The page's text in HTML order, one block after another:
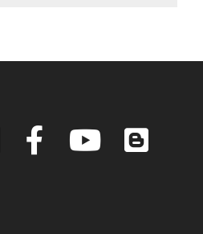
Pinterest Facebook YouTube